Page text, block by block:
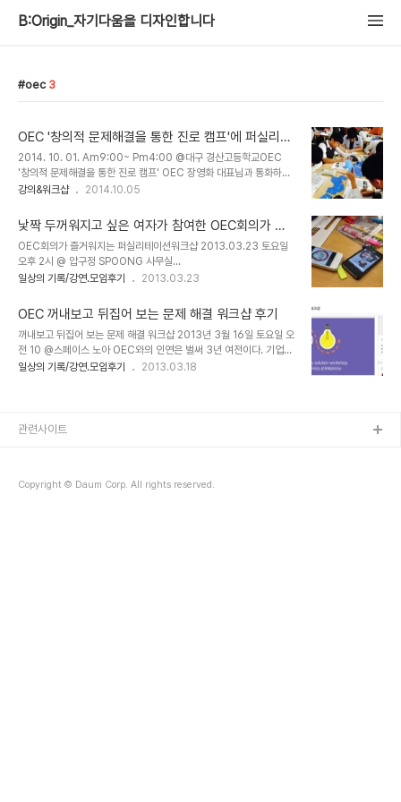
B:Origin_자기다움을 디자인합니다
oec 3
OEC '창의적 문제해결을 통한 진로 캠프'에 퍼실리테
이터로 참가하다 @ 대구 경산고등학교
2014. 10. 01. Am9:00~ Pm4:00 @대구 경산고등학교OEC
'창의적 문제해결을 통한 진로 캠프' OEC 장영화 대표님과 통화하다
가 한가지 제안을 덥석 받아들였다. 대구 경산고에서 '창의적 문제해결
원도 옥계에서 보내고 10월의 첫날을 맞이하러 대구로 이동했다. 오늘
하룻동안 앙트십 프로그램을 함께 하는 2학년 6반. 아이들과 인사하
고 본 앙트십 수업에 들어갔다. 세상의 문제를 다양한 방법으로 해결하
고 새로운 기회를 만들어내는 기업의 세계를 알아보는문제해결카드
워크샵을 진행했다. 문제해결카드 워크샵 이 카드에는 다양한 기업이
정신을 전파하는 교육에서 만나..
강의&워크샵 2014.10.05
낯짝 두꺼워지고 싶은 여자가 참여한 OEC회의가 즐
거워지는 퍼실리테이션워크샵 후기
OEC회의가 즐거워지는 퍼실리테이션워크샵 2013.03.23 토요일
오후 2시 @ 압구정 SPOONG 사무실
http://www.wisdo.me/wisdome/viewWisdome.do?
내가 다녔던 회사의 사장님은 말씀하셨다. 그럼에도 불구하고 조직생
활에서 '회의'는 피할 수 없는 일과였다. 회의라면서 윗 분 혼자 두 시
간 훈계하는 회의, 의견 내보래놓고 그게 실현 가능하냐며 면박주는 상
사, 말한 사람이 전부 해야하는 덤테기형 회의. 이것이 침묵하게 하는
직장의 회의문화다. 어떻게 하면 참여하는 모두가 즐거워질 수 있을까.
일상의 기록/강연.모임후기 2013.03.23
OEC 꺼내보고 뒤집어 보는 문제 해결 워크샵 후기
꺼내보고 뒤집어 보는 문제 해결 워크샵 2013년 3월 16일 토요일 오
전 10 @스페이스 노아 OEC와의 인연은 벌써 3년 여전이다. 기업가
정신을 전파하는 기관으로 스타트업지원, 컨설팅, 다양한 교육을 만들
oec를 소개해주셨다. 제주도에서 OEC파일럿 프로그램에 참여했고,
퍼실리테이터를 체험하게 되었다...
일상의 기록/강연.모임후기 2013.03.18
Copyright © Daum Corp. All rights reserved.
관련사이트